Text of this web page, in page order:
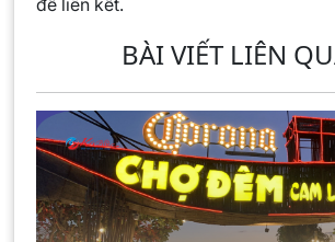
để liên kết.
BÀI VIẾT LIÊN